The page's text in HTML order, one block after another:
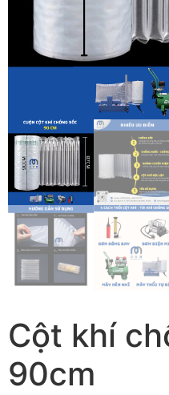
Cột khí
90cm